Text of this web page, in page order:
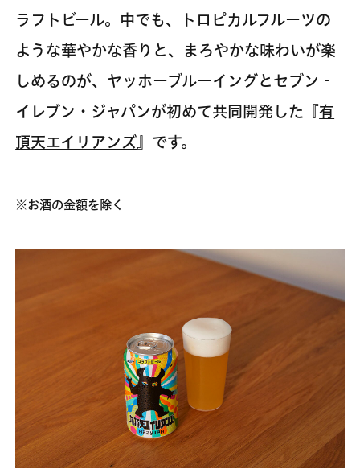
ラフトビール。中でも、トロピカルフルーツの
ような華やかな香りと、まろやかな味わいが楽
しめるのが、ヤッホーブルーイングとセブン‐
イレブン・ジャパンが初めて共同開発した『有
頂天エイリアンズ』です。
※お酒の金額を除く